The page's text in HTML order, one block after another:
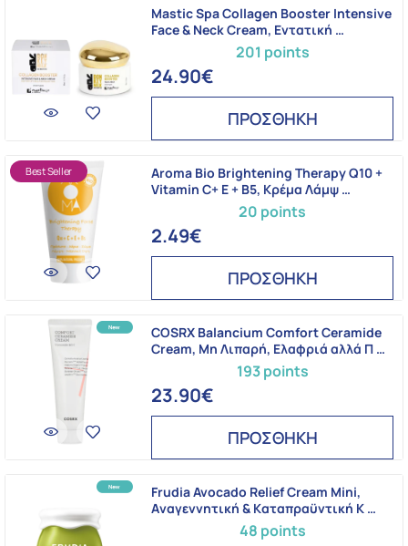
201 points
Mastic Spa Collagen Booster Intensive
Face & Neck Cream, Εντατική …
24.90€
ΠΡΟΣΘΗΚΗ
Best Seller
20 points
Aroma Bio Brightening Therapy Q10 +
Vitamin C+ E + B5, Κρέμα Λάμψ …
2.49€
ΠΡΟΣΘΗΚΗ
193 points
COSRX Balancium Comfort Ceramide
Cream, Μη Λιπαρή, Ελαφριά αλλά Π …
23.90€
ΠΡΟΣΘΗΚΗ
48 points
Frudia Avocado Relief Cream Mini,
Aναγεννητική & Kαταπραϋντική K …